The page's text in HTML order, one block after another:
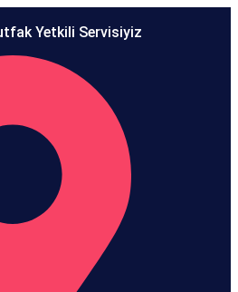
Yetkili Servisiyiz